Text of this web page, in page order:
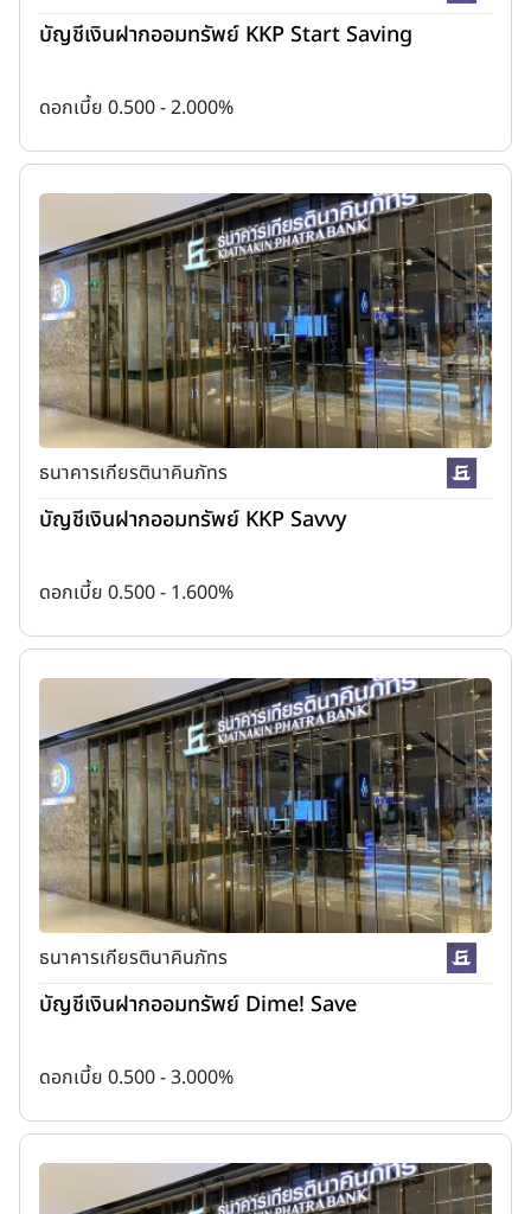
บัญชีเงินฝากออมทรัพย์ KKP Start Saving
ดอกเบี้ย 0.500 - 2.000%
ธนาคารเกียรตินาคินภัทร
บัญชีเงินฝากออมทรัพย์ KKP Savvy
ดอกเบี้ย 0.500 - 1.600%
ธนาคารเกียรตินาคินภัทร
บัญชีเงินฝากออมทรัพย์ Dime! Save
ดอกเบี้ย 0.500 - 3.000%